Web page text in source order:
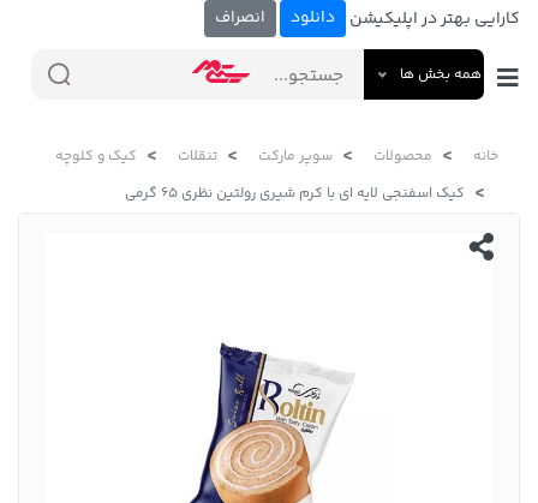
کارایی بهتر در اپلیکیشن دانلود انصراف
همه بخش ها
خانه محصولات سوپر مارکت تنقلات
کیک و کلوچه
کیک اسفنجی لایه ای با کرم شیری رولتین نظری 65 گرمی